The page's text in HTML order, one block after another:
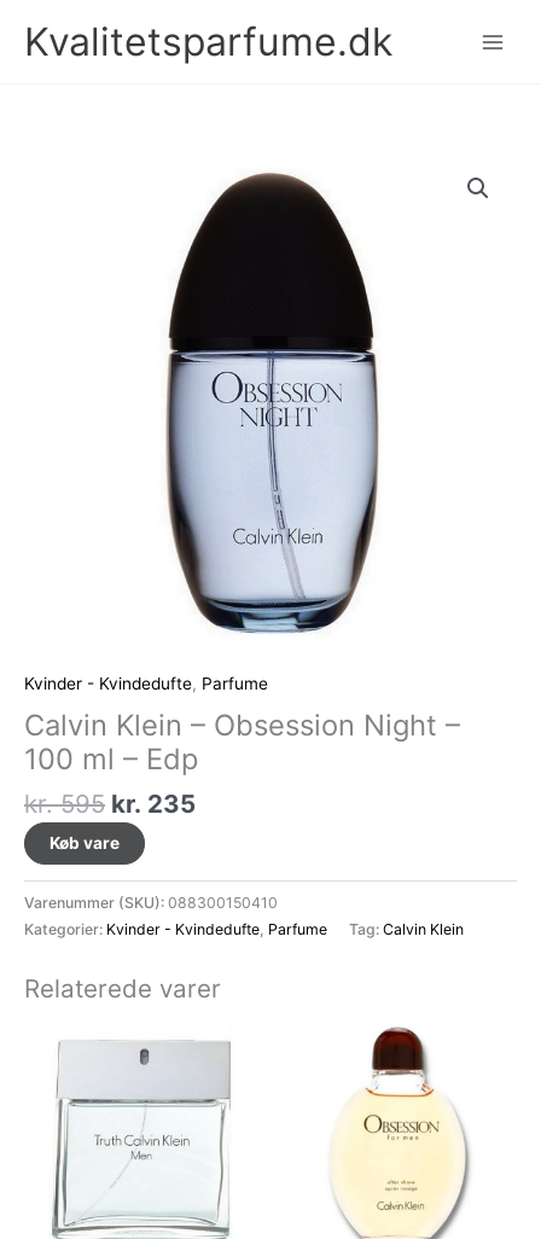
Kvalitetsparfume.dk
Kvinder - Kvindedufte, Parfume
Calvin Klein – Obsession Night –
100 ml – Edp
kr.595 Den
oprindelige
pris
var:
kr. 595.
kr. 235
er:
kr. 235.
Køb vare
Varenummer (SKU): 088300150410
Kategorier: Kvinder - Kvindedufte Parfume Tag: Calvin Klein
Relaterede varer